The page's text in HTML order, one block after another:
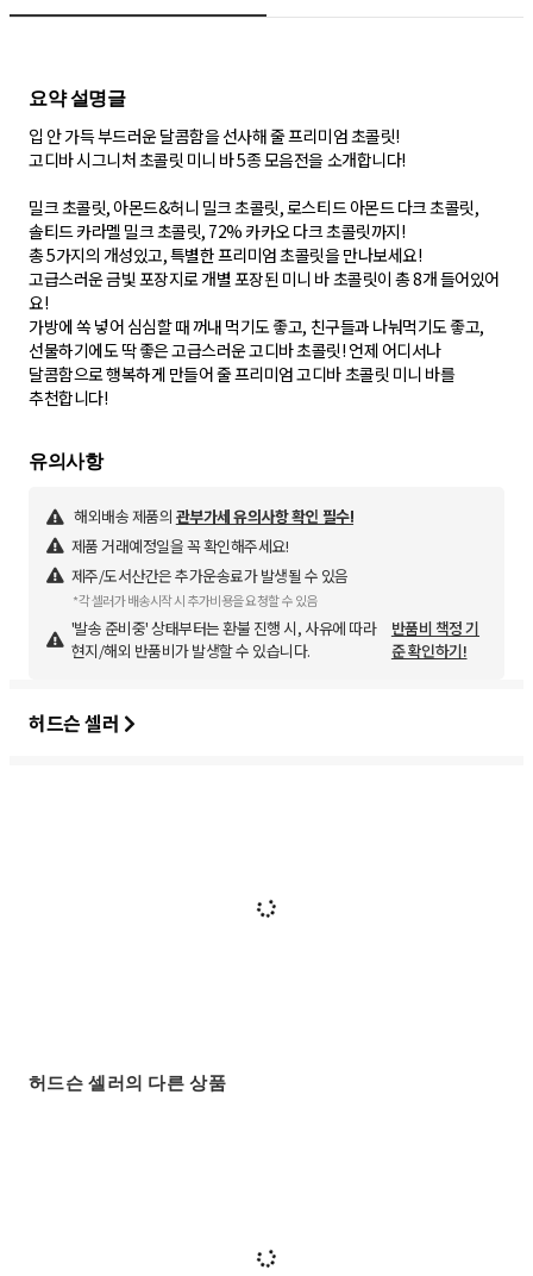
요약 설명글
입 안 가득 부드러운 달콤함을 선사해 줄 프리미엄 초콜릿!
고디바 시그니처 초콜릿 미니 바 5종 모음전을 소개합니다!
밀크 초콜릿, 아몬드&허니 밀크 초콜릿, 로스티드 아몬드 다크 초콜릿,
솔티드 카라멜 밀크 초콜릿, 72% 카카오 다크 초콜릿까지!
총 5가지의 개성있고, 특별한 프리미엄 초콜릿을 만나보세요!
고급스러운 금빛 포장지로 개별 포장된 미니 바 초콜릿이 총 8개 들어있어
요!
가방에 쏙 넣어 심심할 때 꺼내 먹기도 좋고, 친구들과 나눠먹기도 좋고,
선물하기에도 딱 좋은 고급스러운 고디바 초콜릿! 언제 어디서나
달콤함으로 행복하게 만들어 줄 프리미엄 고디바 초콜릿 미니 바를
추천합니다!
유의사항
해외배송 제품의 관부가세 유의사항 확인 필수!
제품 거래예정일을 꼭 확인해주세요!
제주/도서산간은 추가운송료가 발생될 수 있음
*각 셀러가 배송시작 시 추가비용을 요청할 수 있음
'발송 준비중' 상태부터는 환불 진행 시, 사유에 따라
현지/해외 반품비가 발생할 수 있습니다.
반품비 책정 기
준 확인하기!
허드슨 셀러
허드슨 셀러의 다른 상품